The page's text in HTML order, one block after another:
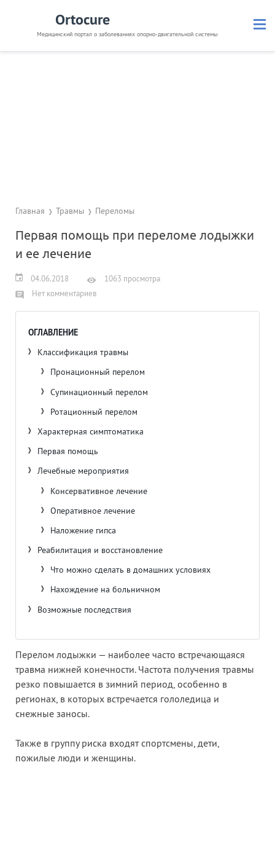
Ortocure
Медицинский портал о заболеваниях опорно-двигательной системы
Главная Травмы Переломы
Первая помощь при переломе лодыжки
и ее лечение
04.06.2018
1063 просмотра
Нет комментариев
ОГЛАВЛЕНИЕ
Классификация травмы
Пронационный перелом
Супинационный перелом
Ротационный перелом
Характерная симптоматика
Первая помощь
Лечебные мероприятия
Консервативное лечение
Оперативное лечение
Наложение гипса
Реабилитация и восстановление
Что можно сделать в домашних условиях
Нахождение на больничном
Возможные последствия
Перелом лодыжки — наиболее часто встречающаяся
травма нижней конечности. Частота получения травмы
резко повышается в зимний период, особенно в
регионах, в которых встречается гололедица и
снежные заносы.
Также в группу риска входят спортсмены, дети,
пожилые люди и женщины.